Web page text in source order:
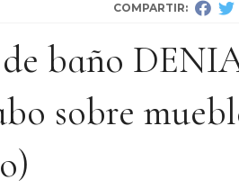
COMPARTIR:
baño
sobre